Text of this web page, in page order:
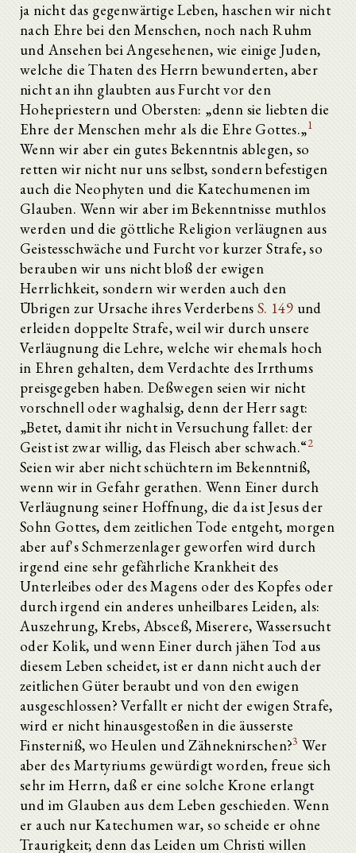
ja nicht das gegenwärtige Leben, haschen wir nicht
nach Ehre bei den Menschen, noch nach Ruhm
und Ansehen bei Angesehenen, wie einige Juden,
welche die Thaten des Herrn bewunderten, aber
nicht an ihn glaubten aus Furcht vor den
Hohepriestern und Obersten: „denn sie liebten die
Ehre der Menschen mehr als die Ehre Gottes.„1
Wenn wir aber ein gutes Bekenntnis ablegen, so
retten wir nicht nur uns selbst, sondern befestigen
auch die Neophyten und die Katechumenen im
Glauben. Wenn wir aber im Bekenntnisse muthlos
werden und die göttliche Religion verläugnen aus
Geistesschwäche und Furcht vor kurzer Strafe, so
berauben wir uns nicht bloß der ewigen
Herrlichkeit, sondern wir werden auch den
Übrigen zur Ursache ihres Verderbens S. 149 und
erleiden doppelte Strafe, weil wir durch unsere
Verläugnung die Lehre, welche wir ehemals hoch
in Ehren gehalten, dem Verdachte des Irrthums
preisgegeben haben. Deßwegen seien wir nicht
vorschnell oder waghalsig, denn der Herr sagt:
„Betet, damit ihr nicht in Versuchung fallet: der
Geist ist zwar willig, das Fleisch aber schwach.“2
Seien wir aber nicht schüchtern im Bekenntniß,
wenn wir in Gefahr gerathen. Wenn Einer durch
Verläugnung seiner Hoffnung, die da ist Jesus der
Sohn Gottes, dem zeitlichen Tode entgeht, morgen
aber auf's Schmerzenlager geworfen wird durch
irgend eine sehr gefährliche Krankheit des
Unterleibes oder des Magens oder des Kopfes oder
durch irgend ein anderes unheilbares Leiden, als:
Auszehrung, Krebs, Absceß, Miserere, Wassersucht
oder Kolik, und wenn Einer durch jähen Tod aus
diesem Leben scheidet, ist er dann nicht auch der
zeitlichen Güter beraubt und von den ewigen
ausgeschlossen? Verfallt er nicht der ewigen Strafe,
wird er nicht hinausgestoßen in die äusserste
Finsterniß, wo Heulen und Zähneknirschen?3 Wer
aber des Martyriums gewürdigt worden, freue sich
sehr im Herrn, daß er eine solche Krone erlangt
und im Glauben aus dem Leben geschieden. Wenn
er auch nur Katechumen war, so scheide er ohne
Traurigkeit; denn das Leiden um Christi willen